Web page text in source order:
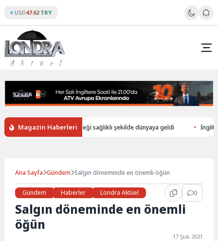
content
USD47.62 TRY
Magazin Haberleri
ölen annenin bebeği sağlıklı şekilde dünyaya geldi
Ana Sayfa Gündem Salgın döneminde en önemli öğün
Gündem Haberler Londra Aktüel 0
Salgın döneminde en önemli
öğün
17 Şub 2021